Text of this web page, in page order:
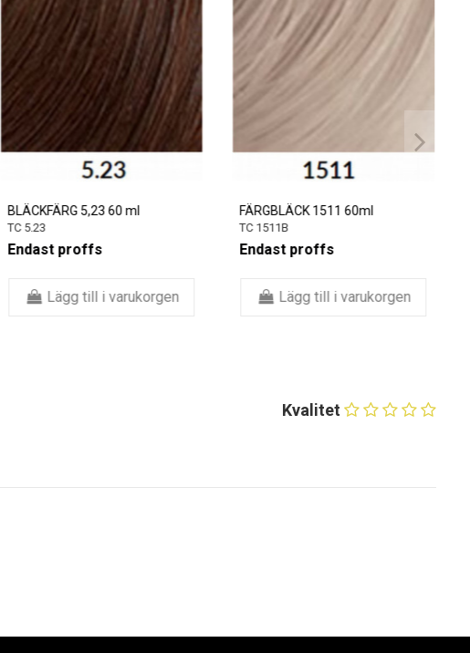
BLÄCKFÄRG 5,23 60 ml
TC 5.23
Endast proffs
Lägg till i varukorgen
FÄRGBLÄCK 1511 60ml
TC 1511B
Endast proffs
Lägg till i varukorgen
Kvalitet